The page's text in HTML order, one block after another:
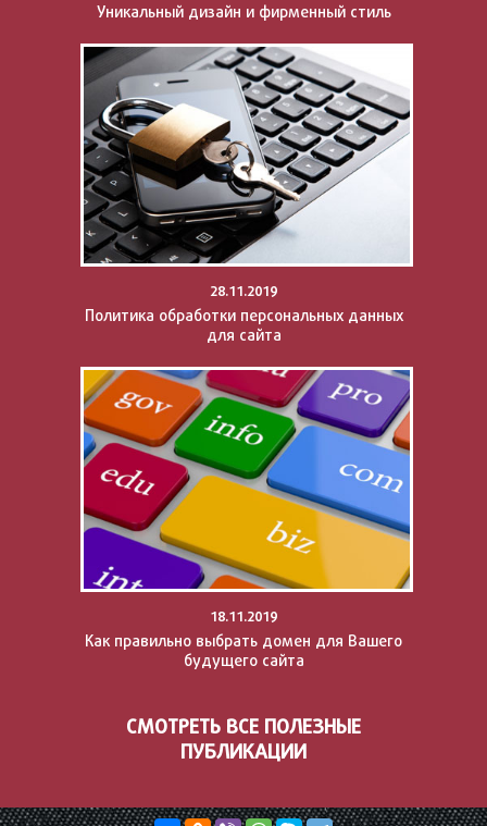
Уникальный дизайн и фирменный стиль
28.11.2019
Политика обработки персональных данных
для сайта
18.11.2019
Как правильно выбрать домен для Вашего
будущего сайта
СМОТРЕТЬ ВСЕ ПОЛЕЗНЫЕ
ПУБЛИКАЦИИ